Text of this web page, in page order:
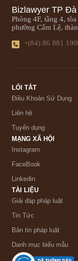
Bizlawyer TP Đà
Phòng 4F, tầng 4,
phường Cẩm Lệ,
+(84) 86 881
LỐI TẮT
Điều Khoản Sử Dụng
Liên hệ
Tuyển dụng
MẠNG XÃ HỘI
Instagram
FaceBook
Linkedin
TÀI LIỆU
Giải đáp pháp luật
Tin Tức
Bản tin pháp luật
Danh mục biểu mẫu